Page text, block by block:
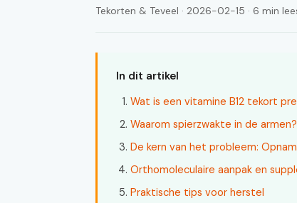
Tekorten & Teveel · 2026-02-15 · 6 min
In dit artikel
Wat is een vitamine B12 tekort
Waarom spierzwakte in de armen?
De kern van het probleem:
Orthomoleculaire aanpak en
Praktische tips voor herstel